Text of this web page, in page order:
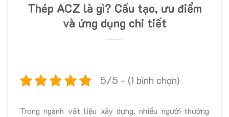
Thép ACZ là gì? Cấu tạo, ưu điểm
và ứng dụng chi tiết
5/5 - (1 bình chọn)
Trong ngành vật liệu xây dựng, nhiều người thường